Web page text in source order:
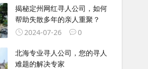
揭秘定州网红寻人公司，如何
帮助失散多年的亲人重聚？
2024-07-26
0
北海专业寻人公司，您的寻人
难题的解决专家